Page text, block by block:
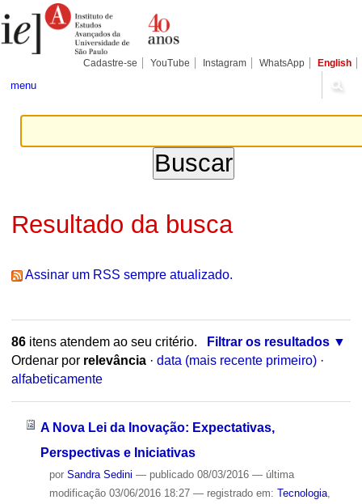
para
conteúdo.
Pessoais
Cadastre-se YouTube Instagram WhatsApp English
menu
Resultado da busca
Assinar um RSS sempre atualizado.
86itens atendem ao seu critério.
Filtrar os resultados
Ordenar por relevância · data (mais recente primeiro) ·
alfabeticamente
A Nova Lei da Inovação: Expectativas,
Perspectivas e Iniciativas
por Sandra Sedini — publicado08/03/2016 — última
modificação03/06/2016 18:27 — registrado em: Tecnologia,